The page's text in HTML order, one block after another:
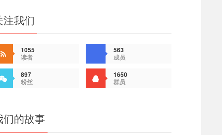
注我们
1055
读者
563
成员
897
粉丝
1650
群员
们的故事